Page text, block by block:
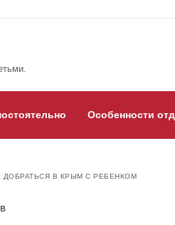
Особенности
ДОБРАТЬСЯ В КРЫМ С РЕБЕНКОМ